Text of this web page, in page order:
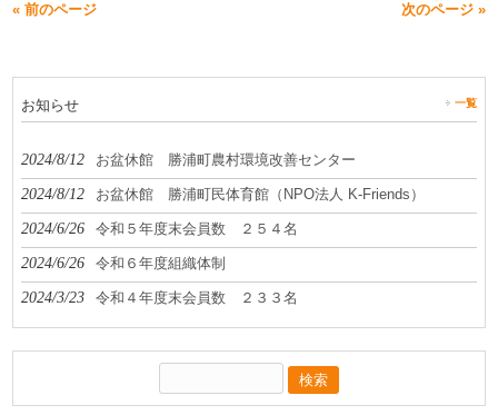
« 前のページ 次のページ »
お知らせ 一覧
2024/8/12 お盆休館 勝浦町農村環境改善センター
2024/8/12 お盆休館 勝浦町民体育館（NPO法人 K-Friends）
2024/6/26 令和５年度末会員数 ２５４名
2024/6/26 令和６年度組織体制
2024/3/23 令和４年度末会員数 ２３３名
索: